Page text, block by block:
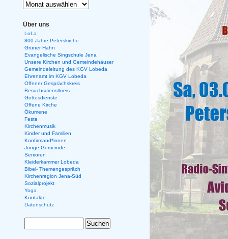
Über uns
LoLa
800 Jahre Peterskirche
Grüner Hahn
Evangelische Singschule Jena
Unsere Kirchen und Gemeindehäuser
Gemeindeleitung des KGV Lobeda
Ehrenamt im KGV Lobeda
Offener Gesprächskreis
Besuchsdienstkreis
Gottesdienste
Offene Kirche
Ökumene
Feste
Kirchenmusik
Kinder und Familien
Konfirmand*innen
Junge Gemeinde
Senioren
Kleiderkammer Lobeda
Bibel- Themengespräch
Kirchenregion Jena-Süd
Sozialprojekt
Yoga
Kontakte
Datenschutz